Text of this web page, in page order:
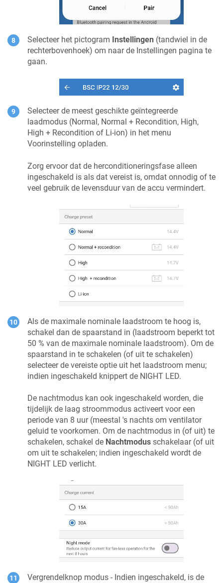
Selecteer het pictogram Instellingen (tandwiel in de
rechterbovenhoek) om naar de Instellingen pagina te
gaan.
Selecteer de meest geschikte geïntegreerde
laadmodus (Normal, Normal + Recondition, High,
High + Recondition of Li-ion) in het menu
Voorinstelling opladen.
Zorg ervoor dat de herconditioneringsfase alleen
ingeschakeld is als dat vereist is, omdat onnodig of te
veel gebruik de levensduur van de accu vermindert.
Als de maximale nominale laadstroom te hoog is,
schakel dan de spaarstand in (laadstroom beperkt tot
50 % van de maximale nominale laadstroom). Om de
spaarstand in te schakelen (of uit te schakelen)
selecteer de vereiste optie uit het laadstroom menu;
indien ingeschakeld knippert de NIGHT LED.
De nachtmodus kan ook ingeschakeld worden, die
tijdelijk de laag stroommodus activeert voor een
periode van 8 uur (meestal 's nachts om ventilator
geluid te voorkomen. Om de nachtmodus in (of uit) te
schakelen, schakel de Nachtmodus schakelaar (of uit
om uit te schakelen; indien ingeschakeld wordt de
NIGHT LED verlicht.
Vergrendelknop modus - Indien ingeschakeld, is de